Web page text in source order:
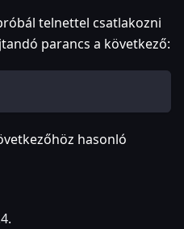
telnettel csatlakozni
parancs a következő:
hasonló